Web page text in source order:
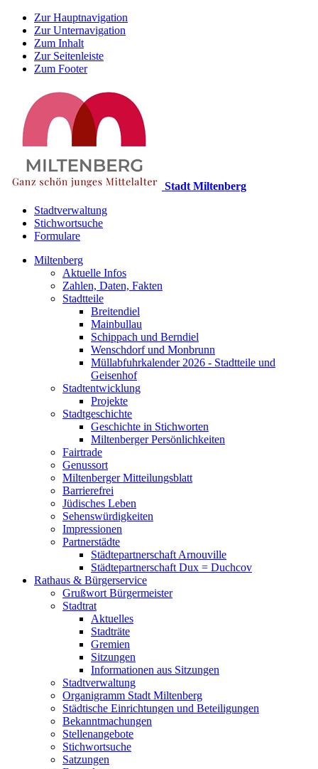
Zur Hauptnavigation
Zur Unternavigation
Zum Inhalt
Zur Seitenleiste
Zum Footer
Stadt Miltenberg
Stadtverwaltung
Stichwortsuche
Formulare
Miltenberg
Aktuelle Infos
Zahlen, Daten, Fakten
Stadtteile
Breitendiel
Mainbullau
Schippach und Berndiel
Wenschdorf und Monbrunn
Müllabfuhrkalender 2026 - Stadtteile und
Geisenhof
Stadtentwicklung
Projekte
Stadtgeschichte
Geschichte in Stichworten
Miltenberger Persönlichkeiten
Fairtrade
Genussort
Miltenberger Mitteilungsblatt
Barrierefrei
Jüdisches Leben
Sehenswürdigkeiten
Impressionen
Partnerstädte
Städtepartnerschaft Arnouville
Städtepartnerschaft Dux = Duchcov
Rathaus & Bürgerservice
Grußwort Bürgermeister
Stadtrat
Aktuelles
Stadträte
Gremien
Sitzungen
Informationen aus Sitzungen
Stadtverwaltung
Organigramm Stadt Miltenberg
Städtische Einrichtungen und Beteiligungen
Bekanntmachungen
Stellenangebote
Stichwortsuche
Satzungen